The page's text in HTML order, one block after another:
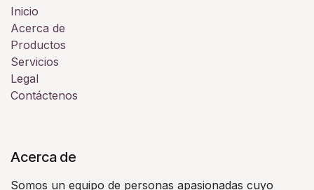
Inicio
Acerca de
Productos
Servicios
Legal
Contáctenos
Acerca de
Somos un equipo de personas apasionadas cuyo